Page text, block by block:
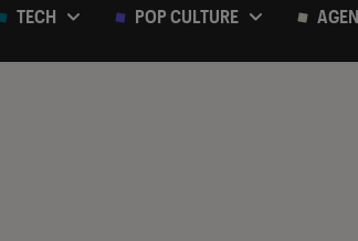
TECH POP CULTURE